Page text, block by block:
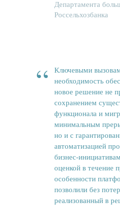
Департамента
Россельхозбанка
“
Ключевыми
необходимость
новое решение не
сохранением
функционала и
минимальным
но и с
автоматизацией
бизнес-
оценкой в течение
особенности
позволили без
реализованный в
Вам может быть